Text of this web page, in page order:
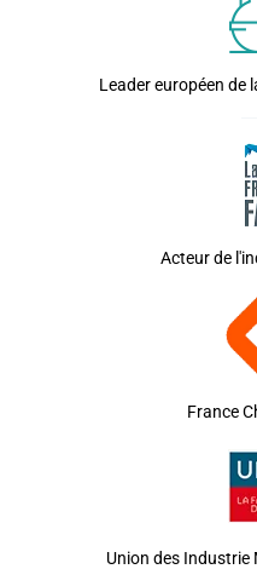
Leader européen de
Acteur de
France
Union des Industrie